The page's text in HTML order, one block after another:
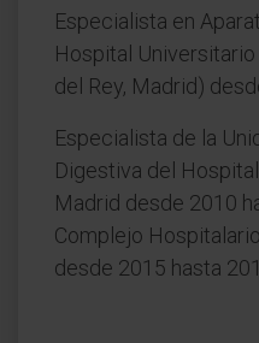
Especialista en
Hospital
del Rey, Madrid)
Especialista de la
Digestiva del
Madrid desde 2010
Complejo
desde 2015 hasta